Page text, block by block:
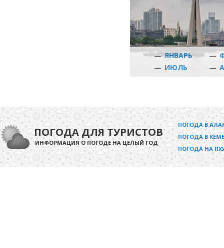
—ЯНВАРЬ —
— ИЮЛЬ —
ПОГОДА ДЛЯ ТУРИСТОВ
ИНФОРМАЦИЯ О ПОГОДЕ НА ЦЕЛЫЙ ГОД
ПОГОДА В
ПОГОДА В
ПОГОДА НА